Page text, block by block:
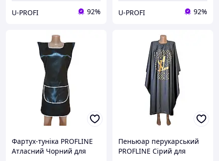
U-PROFI 92% U-PROFI 92%
Фартух-туніка PROFLINE
Атласний Чорний для
Пеньюар перукарський
PROFLINE Сірий для